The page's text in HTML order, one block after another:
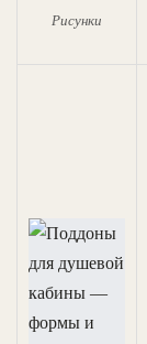
Рисунки